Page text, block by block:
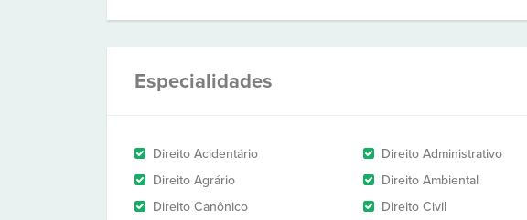
Especialidades
Direito Acidentário Direito Administrativo
Direito Agrário
Direito Ambiental
Direito Canônico
Direito Civil